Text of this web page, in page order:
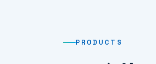
PRODUCTS